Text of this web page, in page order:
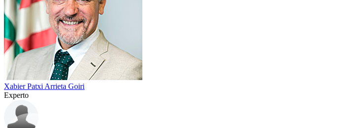
Xabier Patxi Arrieta Goiri
Experto